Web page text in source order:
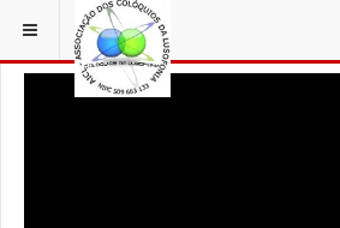
ESTÁ EM... 3 COLÓQUIOS